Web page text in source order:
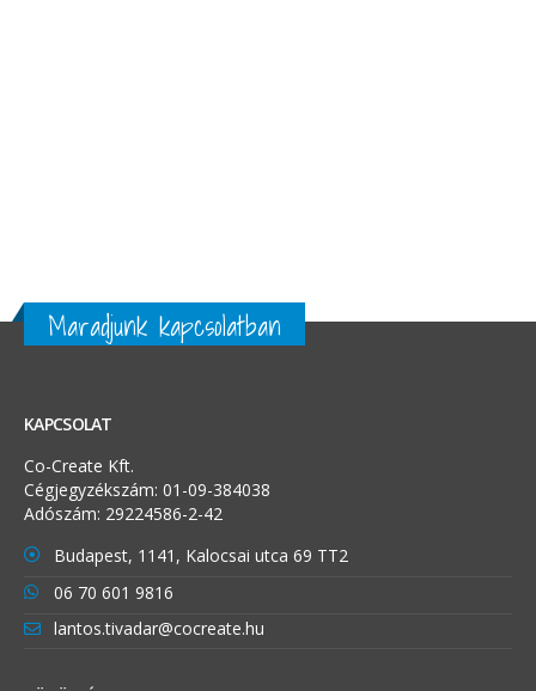
Maradjunk kapcsolatban
KAPCSOLAT
Co-Create Kft.
Cégjegyzékszám: 01-09-384038
Adószám: 29224586-2-42
Budapest, 1141, Kalocsai utca 69 TT2
06 70 601 9816
lantos.tivadar@cocreate.hu